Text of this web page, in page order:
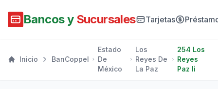
Bancos y Sucursales Tarjetas
Inicio BanCoppel
Estado
De
México
Los
Reyes De
La Paz
254 Los
Reyes
Paz Ii